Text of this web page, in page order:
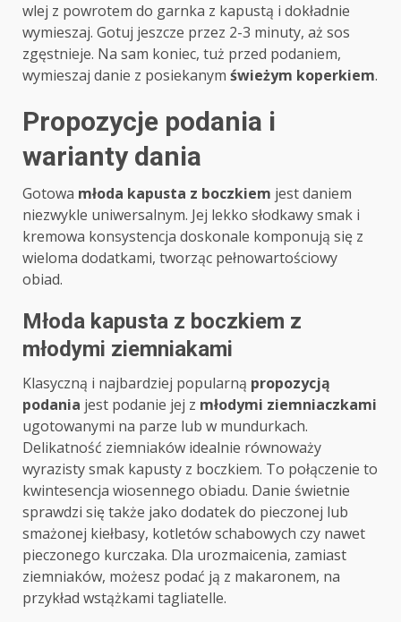
wlej z powrotem do garnka z kapustą i dokładnie
wymieszaj. Gotuj jeszcze przez 2-3 minuty, aż sos
zgęstnieje. Na sam koniec, tuż przed podaniem,
wymieszaj danie z posiekanym świeżym koperkiem.
Propozycje podania i
warianty dania
Gotowa młoda kapusta z boczkiem jest daniem
niezwykle uniwersalnym. Jej lekko słodkawy smak i
kremowa konsystencja doskonale komponują się z
wieloma dodatkami, tworząc pełnowartościowy
obiad.
Młoda kapusta z boczkiem z
młodymi ziemniakami
Klasyczną i najbardziej popularną propozycją
podania jest podanie jej z młodymi ziemniaczkami
ugotowanymi na parze lub w mundurkach.
Delikatność ziemniaków idealnie równoważy
wyrazisty smak kapusty z boczkiem. To połączenie to
kwintesencja wiosennego obiadu. Danie świetnie
sprawdzi się także jako dodatek do pieczonej lub
smażonej kiełbasy, kotletów schabowych czy nawet
pieczonego kurczaka. Dla urozmaicenia, zamiast
ziemniaków, możesz podać ją z makaronem, na
przykład wstążkami tagliatelle.